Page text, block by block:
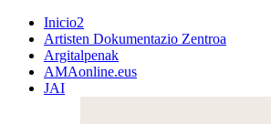
Inicio2
Artisten Dokumentazio Zentroa
Argitalpenak
AMAonline.eus
JAI